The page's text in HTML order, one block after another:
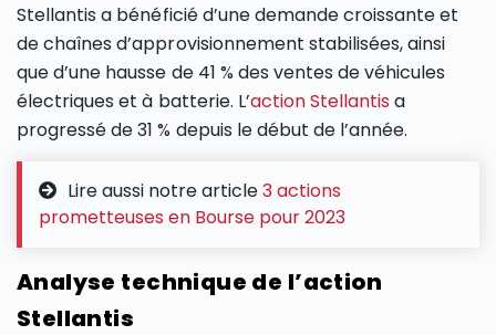
Stellantis a bénéficié d’une demande croissante et
de chaînes d’approvisionnement stabilisées, ainsi
que d’une hausse de 41 % des ventes de véhicules
électriques et à batterie​​​​. L’action Stellantis a
progressé de 31 % depuis le début de l’année.
Lire aussi notre article3 actions
prometteuses en Bourse pour 2023
Analyse technique de l’action
Stellantis